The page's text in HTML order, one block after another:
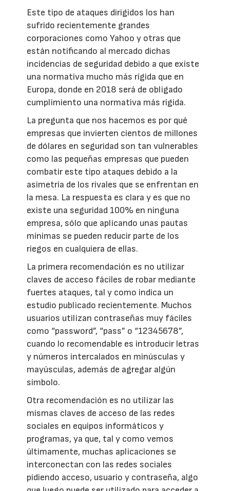
Este tipo de ataques dirigidos los han
sufrido recientemente grandes
corporaciones como Yahoo y otras que
están notificando al mercado dichas
incidencias de seguridad debido a que existe
una normativa mucho más rígida que en
Europa, donde en 2018 será de obligado
cumplimiento una normativa más rígida.
La pregunta que nos hacemos es por qué
empresas que invierten cientos de millones
de dólares en seguridad son tan vulnerables
como las pequeñas empresas que pueden
combatir este tipo ataques debido a la
asimetría de los rivales que se enfrentan en
la mesa. La respuesta es clara y es que no
existe una seguridad 100% en ninguna
empresa, sólo que aplicando unas pautas
mínimas se pueden reducir parte de los
riegos en cualquiera de ellas.
La primera recomendación es no utilizar
claves de acceso fáciles de robar mediante
fuertes ataques, tal y como indica un
estudio publicado recientemente. Muchos
usuarios utilizan contraseñas muy fáciles
como “password”, “pass” o “12345678”,
cuando lo recomendable es introducir letras
y números intercalados en minúsculas y
mayúsculas, además de agregar algún
símbolo.
Otra recomendación es no utilizar las
mismas claves de acceso de las redes
sociales en equipos informáticos y
programas, ya que, tal y como vemos
últimamente, muchas aplicaciones se
interconectan con las redes sociales
pidiendo acceso, usuario y contraseña, algo